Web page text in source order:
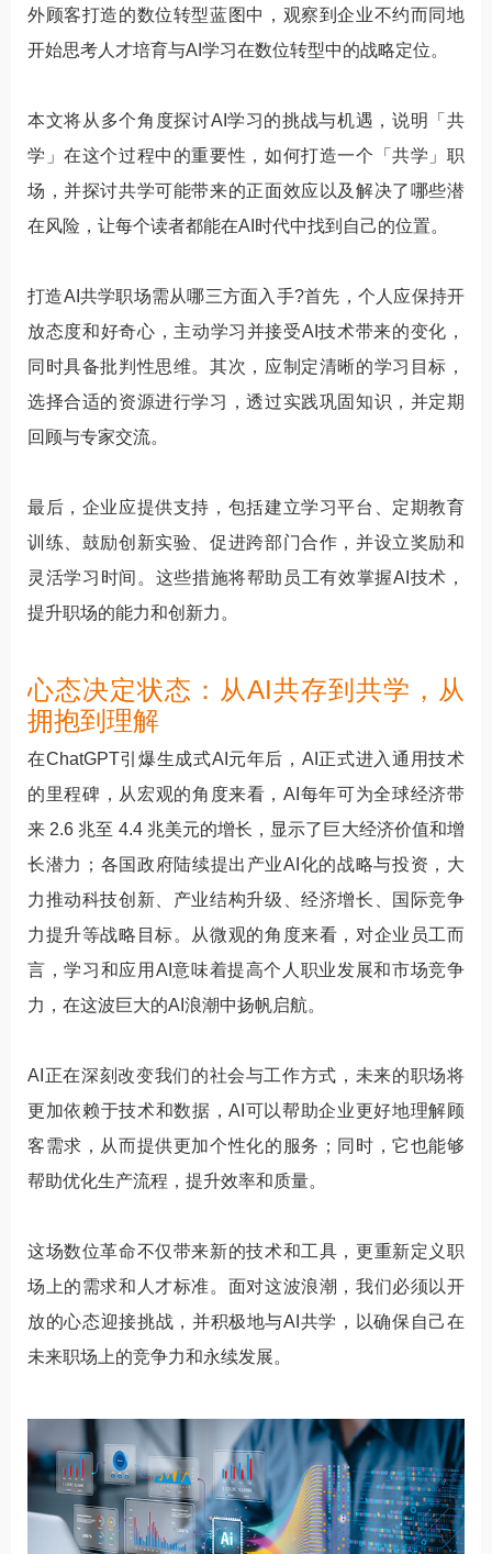
外顾客打造的数位转型蓝图中，观察到企业不约而同地
开始思考人才培育与AI学习在数位转型中的战略定位。
本文将从多个角度探讨AI学习的挑战与机遇，说明「共
学」在这个过程中的重要性，如何打造一个「共学」职
场，并探讨共学可能带来的正面效应以及解决了哪些潜
在风险，让每个读者都能在AI时代中找到自己的位置。
打造AI共学职场需从哪三方面入手?首先，个人应保持开
放态度和好奇心，主动学习并接受AI技术带来的变化，
同时具备批判性思维。其次，应制定清晰的学习目标，
选择合适的资源进行学习，透过实践巩固知识，并定期
回顾与专家交流。
最后，企业应提供支持，包括建立学习平台、定期教育
训练、鼓励创新实验、促进跨部门合作，并设立奖励和
灵活学习时间。这些措施将帮助员工有效掌握AI技术，
提升职场的能力和创新力。
心态决定状态：从AI共存到共学，从
拥抱到理解
在ChatGPT引爆生成式AI元年后，AI正式进入通用技术
的里程碑，从宏观的角度来看，AI每年可为全球经济带
来 2.6 兆至 4.4 兆美元的增长，显示了巨大经济价值和增
长潜力；各国政府陆续提出产业AI化的战略与投资，大
力推动科技创新、产业结构升级、经济增长、国际竞争
力提升等战略目标。从微观的角度来看，对企业员工而
言，学习和应用AI意味着提高个人职业发展和市场竞争
力，在这波巨大的AI浪潮中扬帆启航。
AI正在深刻改变我们的社会与工作方式，未来的职场将
更加依赖于技术和数据，AI可以帮助企业更好地理解顾
客需求，从而提供更加个性化的服务；同时，它也能够
帮助优化生产流程，提升效率和质量。
这场数位革命不仅带来新的技术和工具，更重新定义职
场上的需求和人才标准。面对这波浪潮，我们必须以开
放的心态迎接挑战，并积极地与AI共学，以确保自己在
未来职场上的竞争力和永续发展。